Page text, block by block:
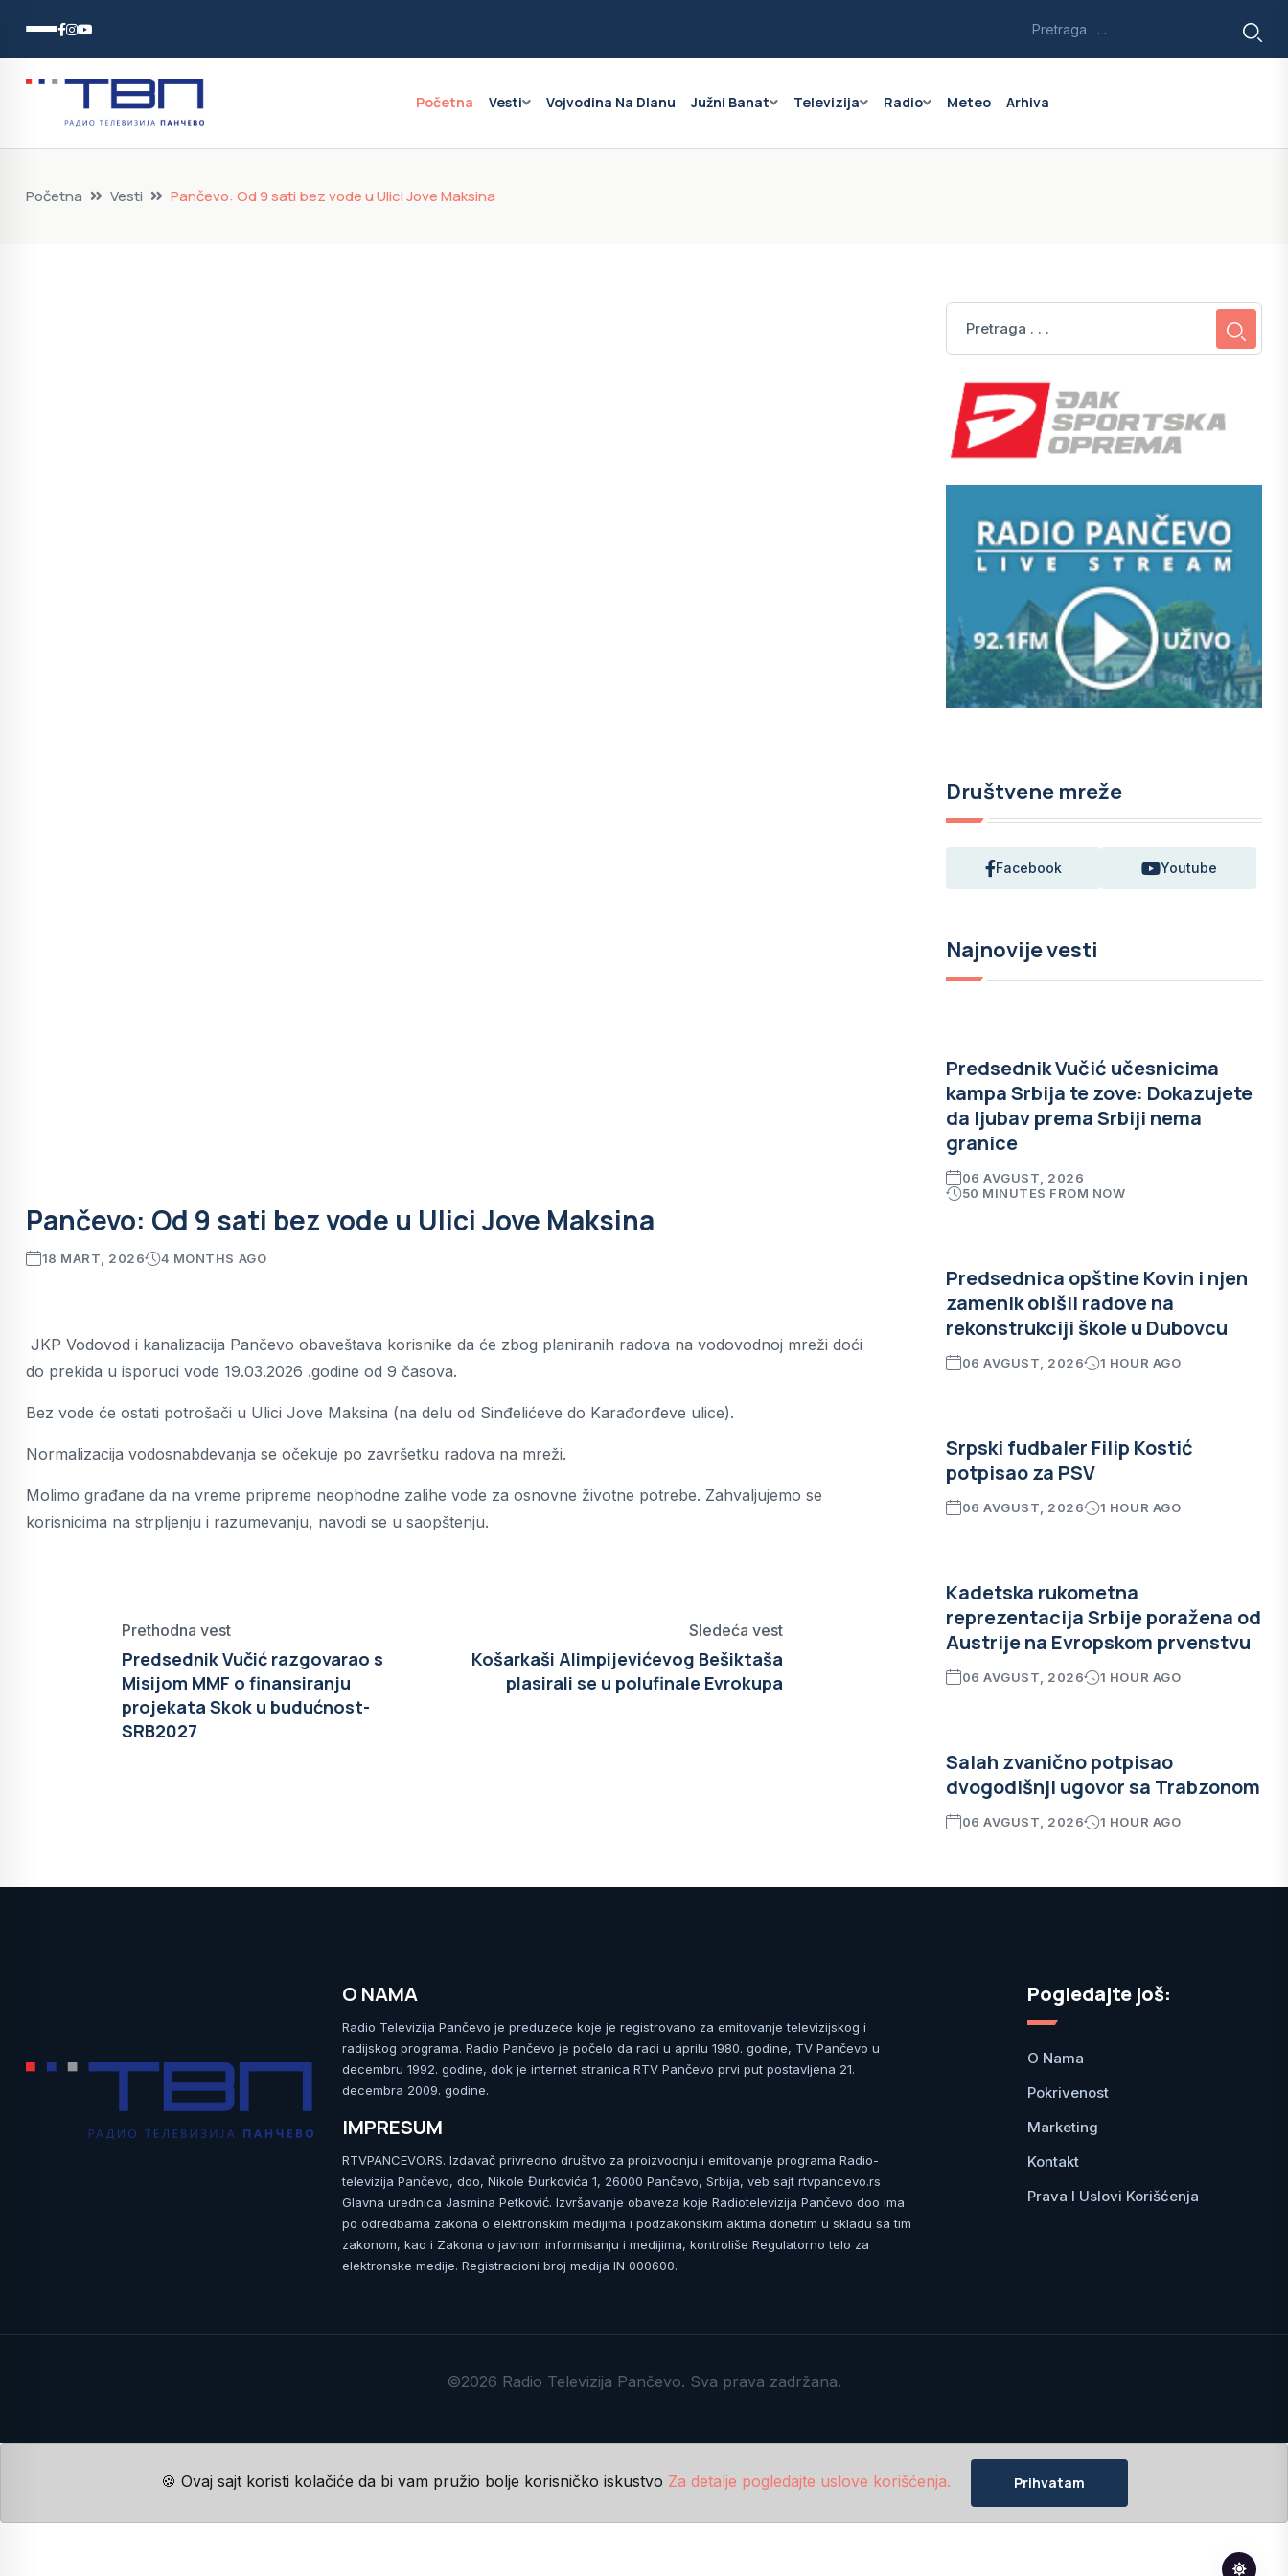
Početna Vesti Vojvodina Na Dlanu Južni Banat Televizija Radio Meteo Arhiva
Početna Vesti Pančevo: Od 9 sati bez vode u Ulici Jove Maksina
Pančevo: Od 9 sati bez vode u Ulici Jove Maksina
18 MART, 2026 4 MONTHS AGO
JKP Vodovod i kanalizacija Pančevo obaveštava korisnike da će zbog planiranih radova na vodovodnoj mreži doći
do prekida u isporuci vode 19.03.2026 .godine od 9 časova.
Bez vode će ostati potrošači u Ulici Jove Maksina (na delu od Sinđelićeve do Karađorđeve ulice).
Normalizacija vodosnabdevanja se očekuje po završetku radova na mreži.
Molimo građane da na vreme pripreme neophodne zalihe vode za osnovne životne potrebe. Zahvaljujemo se
korisnicima na strpljenju i razumevanju, navodi se u saopštenju.
Prethodna vest
Predsednik Vučić razgovarao s
Misijom MMF o finansiranju
projekata Skok u budućnost-
SRB2027
Sledeća vest
Košarkaši Alimpijevićevog Bešiktaša
plasirali se u polufinale Evrokupa
Društvene mreže
Facebook Youtube
Najnovije vesti
Predsednik Vučić učesnicima
kampa Srbija te zove: Dokazujete
da ljubav prema Srbiji nema
granice
06 AVGUST, 2026
50 MINUTES FROM NOW
Predsednica opštine Kovin i njen
zamenik obišli radove na
rekonstrukciji škole u Dubovcu
06 AVGUST, 2026 1 HOUR AGO
Srpski fudbaler Filip Kostić
potpisao za PSV
06 AVGUST, 2026 1 HOUR AGO
Kadetska rukometna
reprezentacija Srbije poražena od
Austrije na Evropskom prvenstvu
06 AVGUST, 2026 1 HOUR AGO
Salah zvanično potpisao
dvogodišnji ugovor sa Trabzonom
06 AVGUST, 2026 1 HOUR AGO
O NAMA
Radio Televizija Pančevo je preduzeće koje je registrovano za emitovanje televizijskog i
radijskog programa. Radio Pančevo je počelo da radi u aprilu 1980. godine, TV Pančevo u
decembru 1992. godine, dok je internet stranica RTV Pančevo prvi put postavljena 21.
decembra 2009. godine.
IMPRESUM
RTVPANCEVO.RS. Izdavač privredno društvo za proizvodnju i emitovanje programa Radio-
televizija Pančevo, doo, Nikole Đurkovića 1, 26000 Pančevo, Srbija, veb sajt rtvpancevo.rs
Glavna urednica Jasmina Petković. Izvršavanje obaveza koje Radiotelevizija Pančevo doo ima
po odredbama zakona o elektronskim medijima i podzakonskim aktima donetim u skladu sa tim
zakonom, kao i Zakona o javnom informisanju i medijima, kontroliše Regulatorno telo za
elektronske medije. Registracioni broj medija IN 000600.
Pogledajte još:
O Nama
Pokrivenost
Marketing
Kontakt
Prava I Uslovi Korišćenja
©2026 Radio Televizija Pančevo. Sva prava zadržana.
🍪 Ovaj sajt koristi kolačiće da bi vam pružio bolje korisničko iskustvo Za detalje pogledajte uslove korišćenja. Prihvatam